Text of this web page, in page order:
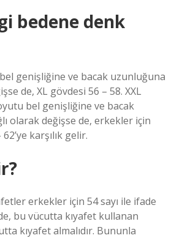
bedene denk
genişliğine ve bacak uzunluğuna
de, XL gövdesi 56 – 58. XXL
bel genişliğine ve bacak
olarak değişse de, erkekler için
karşılık gelir.
erkekler için 54 sayı ile ifade
bu vücutta kıyafet kullanan
kıyafet almalıdır. Bununla